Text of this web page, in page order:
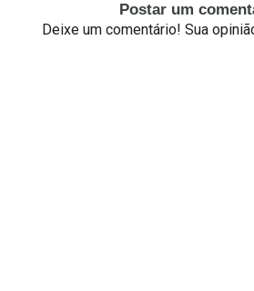
Postar um
Deixe um comentário! Sua